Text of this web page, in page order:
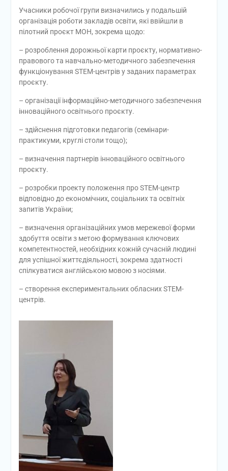
Учасники робочої групи визначились у подальшій
організація роботи закладів освіти, які ввійшли в
пілотний проєкт МОН, зокрема щодо:
– розроблення дорожньої карти проєкту, нормативно-
правового та навчально-методичного забезпечення
функціонування STEM-центрів у заданих параметрах
проєкту.
– організації інформаційно-методичного забезпечення
інноваційного освітнього проєкту.
– здійснення підготовки педагогів (семінари-
практикуми, круглі столи тощо);
– визначення партнерів інноваційного освітнього
проєкту.
– розробки проекту положення про STEM-центр
відповідно до економічних, соціальних та освітніх
запитів України;
– визначення організаційних умов мережевої форми
здобуття освіти з метою формування ключових
компетентностей, необхідних кожній сучасній людині
для успішної життєдіяльності, зокрема здатності
спілкуватися англійською мовою з носіями.
– створення експериментальних обласних STEM-
центрів.